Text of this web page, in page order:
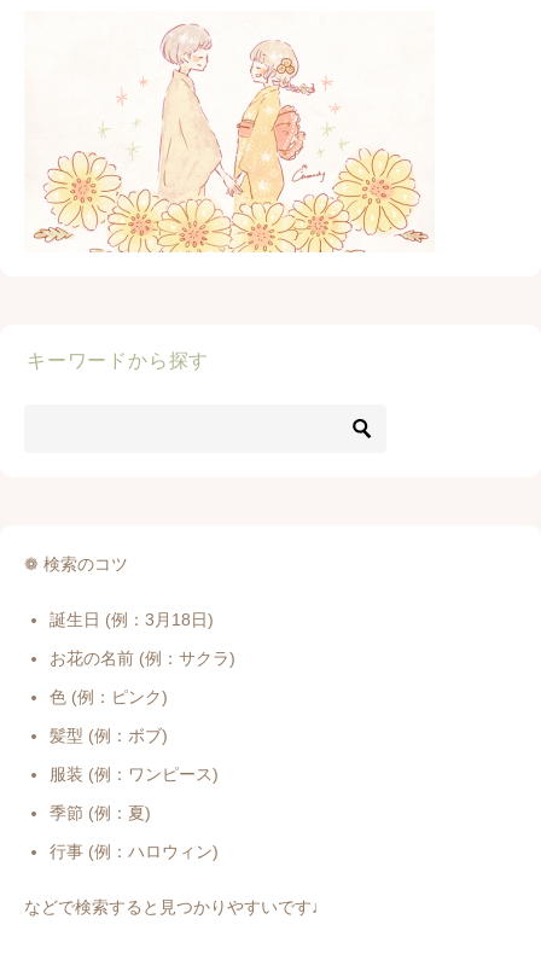
キーワードから探す
❁ 検索のコツ
誕生日 (例：3月18日)
お花の名前 (例：サクラ)
色 (例：ピンク)
髪型 (例：ボブ)
服装 (例：ワンピース)
季節 (例：夏)
行事 (例：ハロウィン)
などで検索すると見つかりやすいです♩